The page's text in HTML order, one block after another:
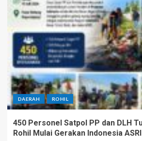
DAERAH ROHIL
450 Personel Satpol PP dan DLH
Rohil Mulai Gerakan Indonesia ASRI